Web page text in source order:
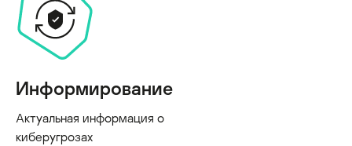
Информирование
Актуальная информация о
киберугрозах